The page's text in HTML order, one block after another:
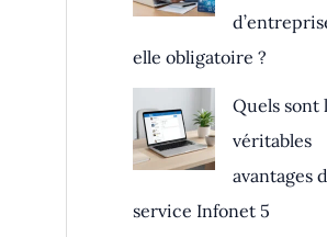
elle obligatoire ?
Quels sont
véritables
avantages
service Infonet 5